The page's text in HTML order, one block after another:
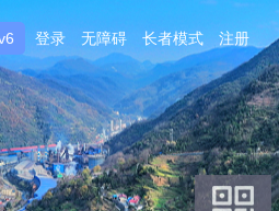
登录 无障碍 长者模式 注册